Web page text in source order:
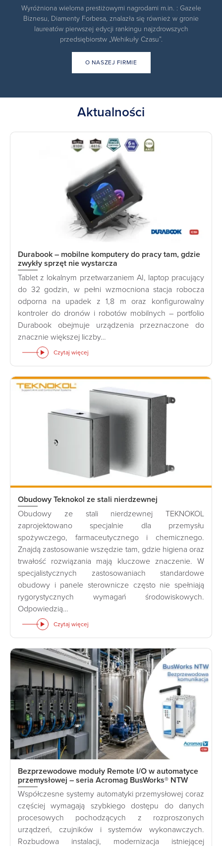
Wyróżniona wieloma prestiżowymi nagrodami m.in. : Gazele
Biznesu, Diamenty Forbesa, znalazła się również w gronie
laureatów pierwszej edycji rankingu najzdrowszych
przedsiębiorstw „Wehikuły Czasu”.
O NASZEJ FIRMIE
Aktualności
Durabook – mobilne komputery do pracy tam, gdzie
zwykły sprzęt nie wystarcza
Tablet z lokalnym przetwarzaniem AI, laptop pracujący
do 32 godzin, w pełni wzmocniona stacja robocza
odporna na upadek z 1,8 m oraz konfigurowalny
kontroler do dronów i robotów mobilnych – portfolio
Durabook obejmuje urządzenia przeznaczone do
znacznie większej liczby…
Czytaj więcej
Obudowy Teknokol ze stali nierdzewnej
Obudowy ze stali nierdzewnej TEKNOKOL
zaprojektowano specjalnie dla przemysłu
spożywczego, farmaceutycznego i chemicznego.
Znajdą zastosowanie wszędzie tam, gdzie higiena oraz
trwałość rozwiązania mają kluczowe znaczenie. W
specjalistycznych zastosowaniach standardowe
obudowy i panele sterownicze często nie spełniają
rygorystycznych wymagań środowiskowych.
Odpowiedzią…
Czytaj więcej
Bezprzewodowe moduły Remote I/O w automatyce
przemysłowej – seria Acromag BusWorks® NTW
Współczesne systemy automatyki przemysłowej coraz
częściej wymagają szybkiego dostępu do danych
procesowych pochodzących z rozproszonych
urządzeń, czujników i systemów wykonawczych.
Rozbudowa instalacji, modernizacja istniejącej